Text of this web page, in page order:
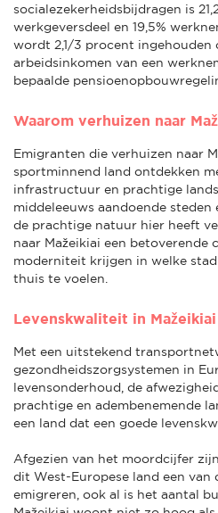
socialezekerheidsbijdragen is
werkgeversdeel en 19,5%
wordt 2,1/3 procent ingehouden
arbeidsinkomen van een
bepaalde
Waarom verhuizen naar
Emigranten die verhuizen naar
sportminnend land ontdekken
infrastructuur en prachtige
middeleeuws aandoende steden
de prachtige natuur hier heeft
naar Mažeikiai een betoverende
moderniteit krijgen in welke
thuis te voelen.
Levenskwaliteit in Mažeikiai
Met een uitstekend
gezondheidszorgsystemen in
levensonderhoud, de
prachtige en adembenemende
een land dat een goede
Afgezien van het moordcijfer
dit West-Europese land een van
emigreren, ook al is het aantal